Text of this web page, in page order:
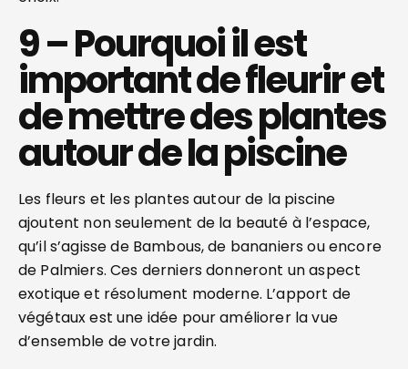
9 – Pourquoi il est
important de fleurir et
de mettre des plantes
autour de la piscine
Les fleurs et les plantes autour de la piscine
ajoutent non seulement de la beauté à l’espace,
qu’il s’agisse de Bambous, de bananiers ou encore
de Palmiers. Ces derniers donneront un aspect
exotique et résolument moderne. L’apport de
végétaux est une idée pour améliorer la vue
d’ensemble de votre jardin.